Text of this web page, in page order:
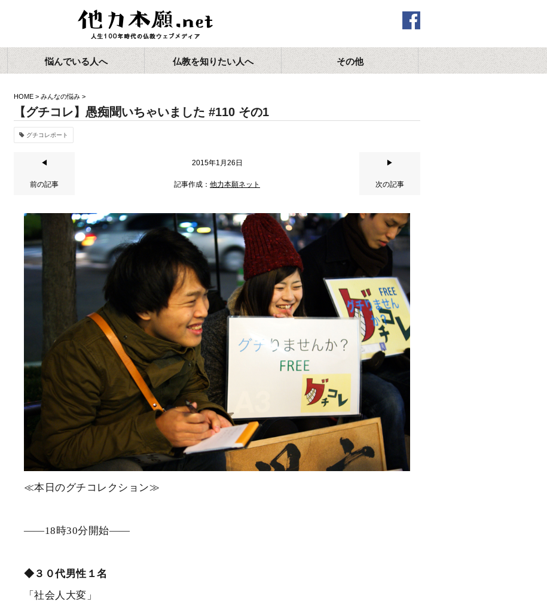
悩んでいる人へ 仏教を知りたい人へ その他
HOME > みんなの悩み >
【グチコレ】愚痴聞いちゃいました #110 その1
グチコレポート
◀
前の記事
2015年1月26日
記事作成： 他力本願ネット
▶
次の記事
≪本日のグチコレクション≫
――18時30分開始――
◆ ３０代男性１名
「社会人大変」